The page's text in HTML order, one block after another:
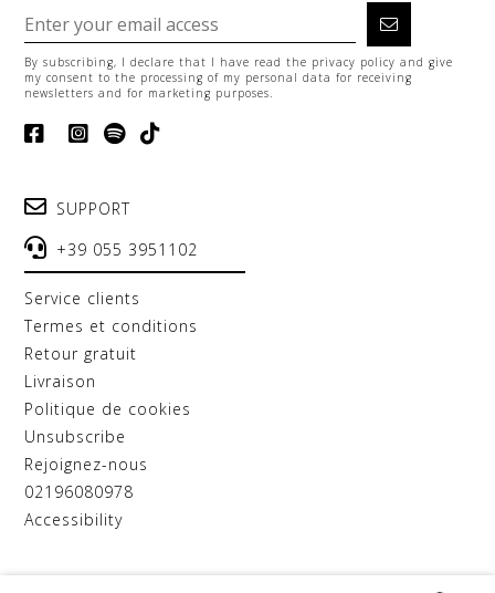
By subscribing, I declare that I have read the privacy policy and give
my consent to the processing of my personal data for receiving
newsletters and for marketing purposes.
SUPPORT
+39 055 3951102
service clients
termes et conditions
retour gratuit
livraison
politique de cookies
unsubscribe
rejoignez-nous
02196080978
accessibility